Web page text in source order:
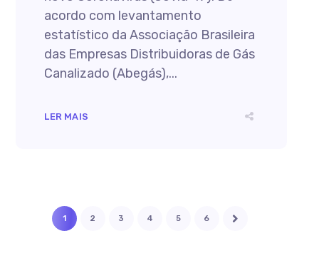
acordo com levantamento
estatístico da Associação Brasileira
das Empresas Distribuidoras de Gás
Canalizado (Abegás),...
LER MAIS
1 2 3 4 5 6